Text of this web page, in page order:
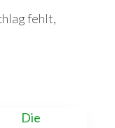
fehlt,